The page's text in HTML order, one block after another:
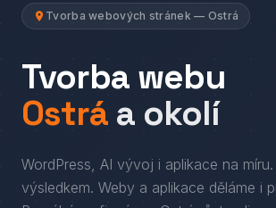
Tvorba webových stránek — Ostrá
Tvorba webu
Ostrá a okolí
WordPress, AI vývoj i aplikace na
výsledkem. Weby a aplikace děláme i